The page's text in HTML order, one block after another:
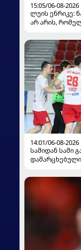
15:05/06-08-2026
ლუის ენრიკე:
არ არის,
14:01/06-08-2026
სამიდან სამი